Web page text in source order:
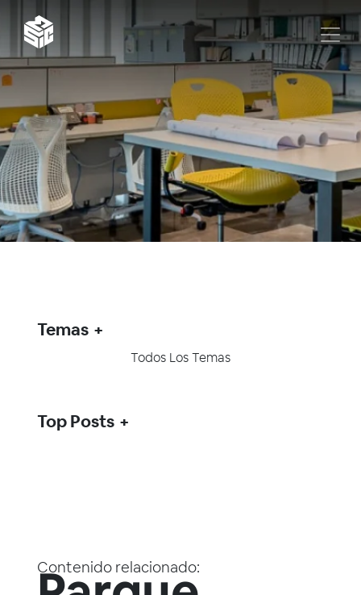
Contenido relacionado:
Temas
Todos Los Temas
Top Posts